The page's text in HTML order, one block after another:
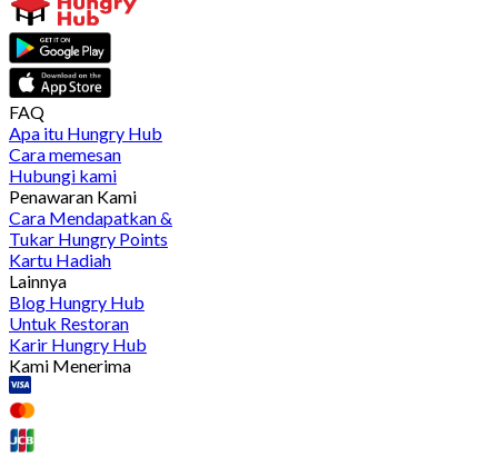
FAQ
Apa itu Hungry Hub
Cara memesan
Hubungi kami
Penawaran Kami
Cara Mendapatkan &
Tukar Hungry Points
Kartu Hadiah
Lainnya
Blog Hungry Hub
Untuk Restoran
Karir Hungry Hub
Kami Menerima